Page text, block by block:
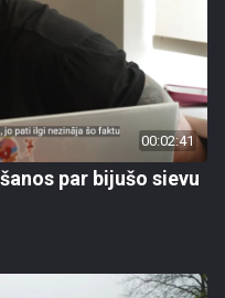
00:02:41
par bijušo sievu